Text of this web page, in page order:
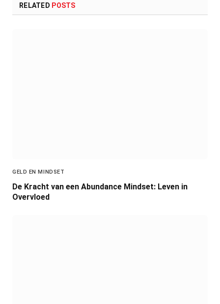
RELATED POSTS
GELD EN MINDSET
De Kracht van een Abundance Mindset: Leven in
Overvloed